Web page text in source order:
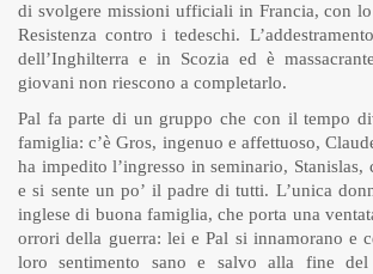
di svolgere missioni ufficiali in Francia, con
Resistenza contro i tedeschi.
dell’Inghilterra e in Scozia ed è
giovani non riescono a completarlo.
Pal fa parte di un gruppo che con il tempo
famiglia: c’è Gros, ingenuo e affettuoso,
ha impedito l’ingresso in seminario, Stanislas,
e si sente un po’ il padre di tutti. L’unica
inglese di buona famiglia, che porta una
orrori della guerra: lei e Pal si innamorano e
loro sentimento sano e salvo alla fine del